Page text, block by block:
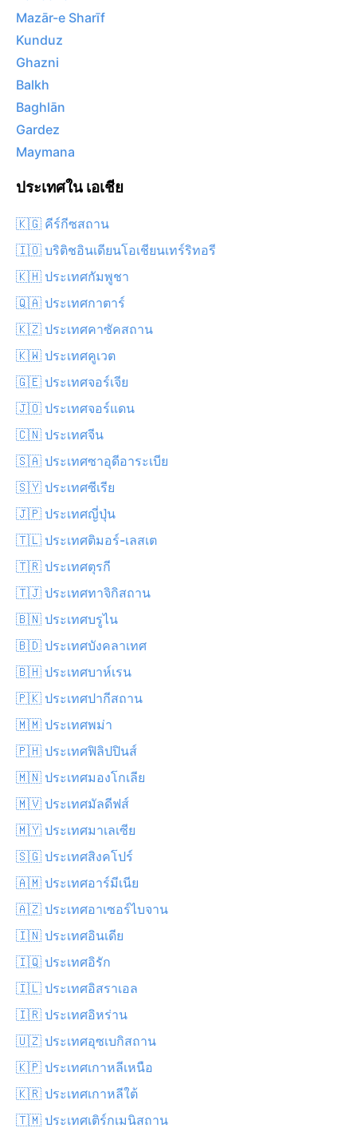
Mazār-e Sharīf
Kunduz
Ghazni
Balkh
Baghlān
Gardez
Maymana
ประเทศใน เอเชีย
🇰🇬 คีร์กีซสถาน
🇮🇴 บริติชอินเดียนโอเชียนเทร์ริทอรี
🇰🇭 ประเทศกัมพูชา
🇶🇦 ประเทศกาตาร์
🇰🇿 ประเทศคาซัคสถาน
🇰🇼 ประเทศคูเวต
🇬🇪 ประเทศจอร์เจีย
🇯🇴 ประเทศจอร์แดน
🇨🇳 ประเทศจีน
🇸🇦 ประเทศซาอุดีอาระเบีย
🇸🇾 ประเทศซีเรีย
🇯🇵 ประเทศญี่ปุ่น
🇹🇱 ประเทศติมอร์-เลสเต
🇹🇷 ประเทศตุรกี
🇹🇯 ประเทศทาจิกิสถาน
🇧🇳 ประเทศบรูไน
🇧🇩 ประเทศบังคลาเทศ
🇧🇭 ประเทศบาห์เรน
🇵🇰 ประเทศปากีสถาน
🇲🇲 ประเทศพม่า
🇵🇭 ประเทศฟิลิปปินส์
🇲🇳 ประเทศมองโกเลีย
🇲🇻 ประเทศมัลดีฟส์
🇲🇾 ประเทศมาเลเซีย
🇸🇬 ประเทศสิงคโปร์
🇦🇲 ประเทศอาร์มีเนีย
🇦🇿 ประเทศอาเซอร์ไบจาน
🇮🇳 ประเทศอินเดีย
🇮🇶 ประเทศอิรัก
🇮🇱 ประเทศอิสราเอล
🇮🇷 ประเทศอิหร่าน
🇺🇿 ประเทศอุซเบกิสถาน
🇰🇵 ประเทศเกาหลีเหนือ
🇰🇷 ประเทศเกาหลีใต้
🇹🇲 ประเทศเติร์กเมนิสถาน